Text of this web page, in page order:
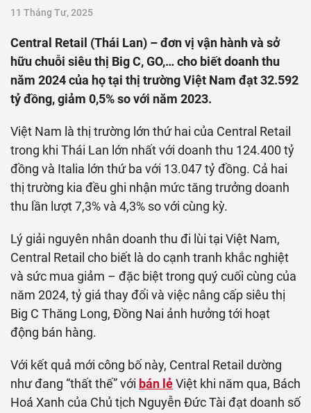
11 Tháng Tư, 2025
Central Retail (Thái Lan) – đơn vị vận hành và sở
hữu chuỗi siêu thị Big C, GO,… cho biết doanh thu
năm 2024 của họ tại thị trường Việt Nam đạt 32.592
tỷ đồng, giảm 0,5% so với năm 2023.
Việt Nam là thị trường lớn thứ hai của Central Retail
trong khi Thái Lan lớn nhất với doanh thu 124.400 tỷ
đồng và Italia lớn thứ ba với 13.047 tỷ đồng. Cả hai
thị trường kia đều ghi nhận mức tăng trưởng doanh
thu lần lượt 7,3% và 4,3% so với cùng kỳ.
Lý giải nguyên nhân doanh thu đi lùi tại Việt Nam,
Central Retail cho biết là do cạnh tranh khắc nghiệt
và sức mua giảm – đặc biệt trong quý cuối cùng của
năm 2024, tỷ giá thay đổi và việc nâng cấp siêu thị
Big C Thăng Long, Đồng Nai ảnh hưởng tới hoạt
động bán hàng.
Với kết quả mới công bố này, Central Retail dường
như đang “thất thế” với bán lẻViệt khi năm qua, Bách
Hoá Xanh của Chủ tịch Nguyễn Đức Tài đạt doanh số